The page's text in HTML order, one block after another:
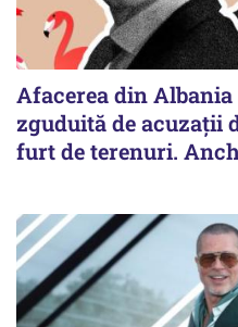
Afacerea din
zguduită de acuzații
furt de terenuri.